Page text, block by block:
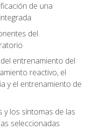
de una
del
entrenamiento del
reactivo, el
y el entrenamiento de
y los síntomas de las
seleccionadas